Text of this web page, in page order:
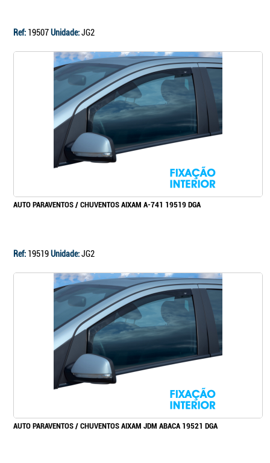
Ref: 19507Unidade:JG2
AUTO PARAVENTOS / CHUVENTOS AIXAM A-741 19519 DGA
Ref: 19519Unidade:JG2
AUTO PARAVENTOS / CHUVENTOS AIXAM JDM ABACA 19521 DGA
Continuar a comprar